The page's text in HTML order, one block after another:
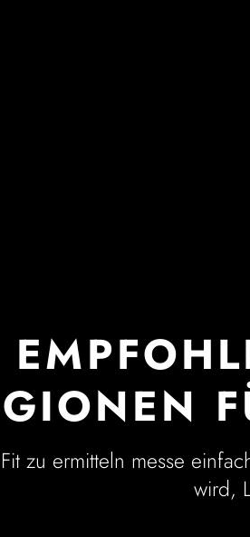
zu ermitteln messe
wird,